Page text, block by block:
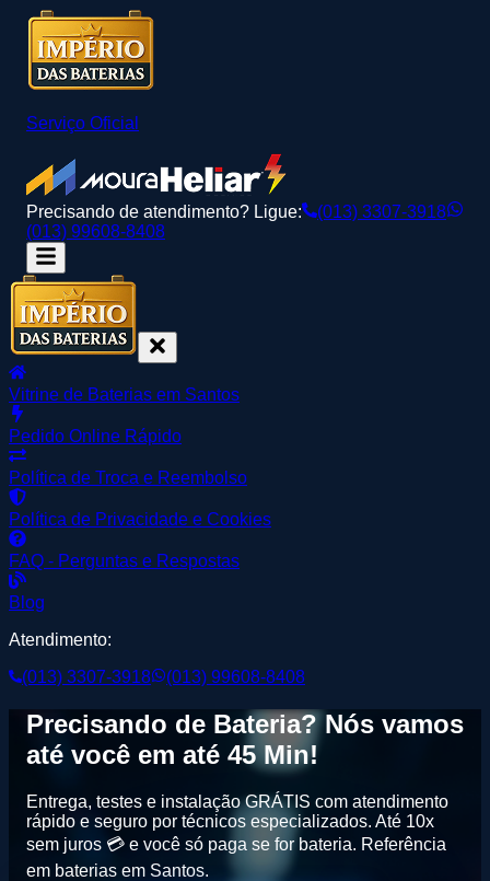
Serviço Oficial
Precisando de atendimento? Ligue:
(013) 3307-3918
(013) 99608-8408
Vitrine de Baterias em Santos
Pedido Online Rápido
Política de Troca e Reembolso
Política de Privacidade e Cookies
FAQ - Perguntas e Respostas
Blog
Atendimento:
(013) 3307-3918
(013) 99608-8408
Precisando de Bateria? Nós vamos
até você em até 45 Min!
Entrega, testes e instalação GRÁTIS com atendimento
rápido e seguro por técnicos especializados. Até 10x
sem juros 💳 e você só paga se for bateria. Referência
em baterias em Santos.